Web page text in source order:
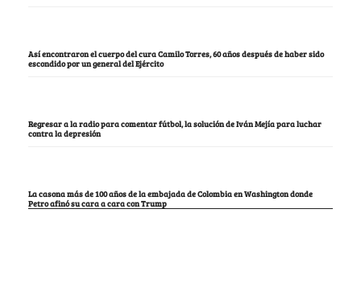
Así encontraron el cuerpo del cura Camilo Torres, 60 años después de haber sido
escondido por un general del Ejército
Regresar a la radio para comentar fútbol, la solución de Iván Mejía para luchar
contra la depresión
La casona más de 100 años de la embajada de Colombia en Washington donde
Petro afinó su cara a cara con Trump